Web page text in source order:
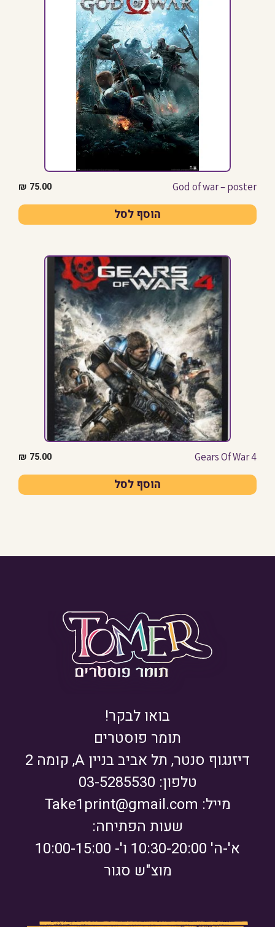
God of war – poster
75.00
₪
הוסף לסל
Gears Of War 4
75.00
₪
הוסף לסל
בואו לבקר!
תומר פוסטרים
דיזנגוף סנטר, תל אביב בניין A, קומה 2
טלפון: 03-5285530
מייל: Take1print@gmail.com
שעות הפתיחה:
א'-ה' 10:30-20:00 ו'- 10:00-15:00
מוצ"ש סגור